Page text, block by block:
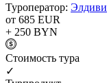
Туроператор: Элдиви
от 685 EUR
+ 250 BYN
Cтоимость тура
✓